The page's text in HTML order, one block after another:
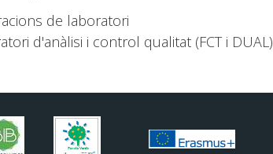
de laboratori
d'anàlisi i control qualitat (FCT i DUAL)